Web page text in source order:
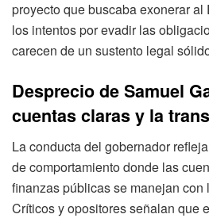
proyecto que buscaba exonerar
los intentos por evadir las
carecen de un sustento legal
Desprecio de Samuel
cuentas claras y la
La conducta del gobernador
de comportamiento donde las
finanzas públicas se manejan con
Críticos y opositores señalan que